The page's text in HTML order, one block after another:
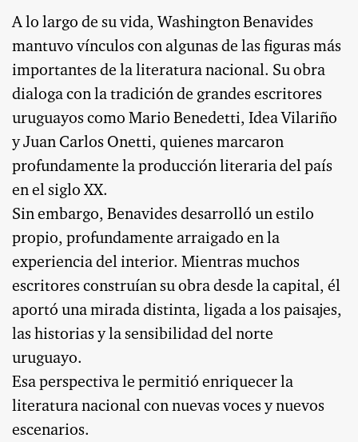
A lo largo de su vida, Washington Benavides
mantuvo vínculos con algunas de las figuras más
importantes de la literatura nacional. Su obra
dialoga con la tradición de grandes escritores
uruguayos como Mario Benedetti, Idea Vilariño
y Juan Carlos Onetti, quienes marcaron
profundamente la producción literaria del país
en el siglo XX.
Sin embargo, Benavides desarrolló un estilo
propio, profundamente arraigado en la
experiencia del interior. Mientras muchos
escritores construían su obra desde la capital, él
aportó una mirada distinta, ligada a los paisajes,
las historias y la sensibilidad del norte
uruguayo.
Esa perspectiva le permitió enriquecer la
literatura nacional con nuevas voces y nuevos
escenarios.